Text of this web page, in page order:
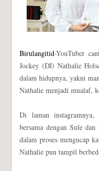
Birulangitid-YouTuber
Jockey (DJ) Nathalie
dalam hidupnya, yakni
Nathalie menjadi mualaf,
Di laman instagramnya,
bersama dengan Sule
dalam proses mengucap
Nathalie pun tampil